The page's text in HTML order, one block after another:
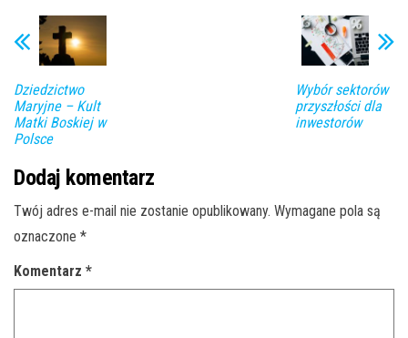
Dziedzictwo
Maryjne – Kult
Matki Boskiej w
Polsce
Wybór sektorów
przyszłości dla
inwestorów
Dodaj komentarz
Twój adres e-mail nie zostanie opublikowany. Wymagane pola są
oznaczone *
Komentarz *